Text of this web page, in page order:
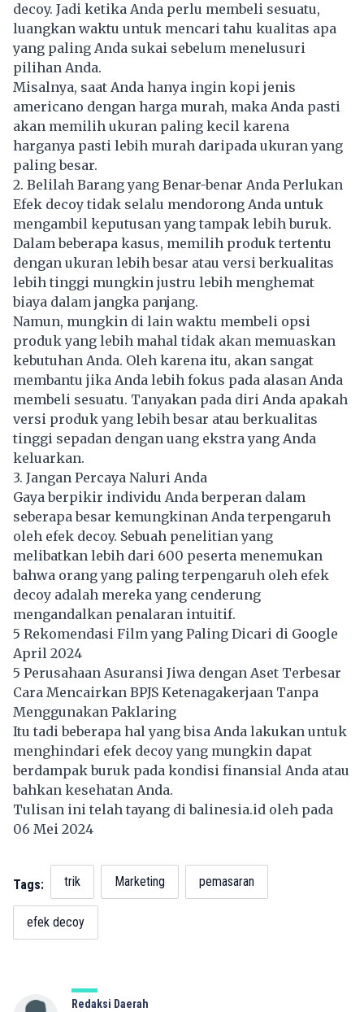
decoy. Jadi ketika Anda perlu membeli sesuatu,
luangkan waktu untuk mencari tahu kualitas apa
yang paling Anda sukai sebelum menelusuri
pilihan Anda.
Misalnya, saat Anda hanya ingin kopi jenis
americano dengan harga murah, maka Anda pasti
akan memilih ukuran paling kecil karena
harganya pasti lebih murah daripada ukuran yang
paling besar.
2. Belilah Barang yang Benar-benar Anda Perlukan
Efek decoy tidak selalu mendorong Anda untuk
mengambil keputusan yang tampak lebih buruk.
Dalam beberapa kasus, memilih produk tertentu
dengan ukuran lebih besar atau versi berkualitas
lebih tinggi mungkin justru lebih menghemat
biaya dalam jangka panjang.
Namun, mungkin di lain waktu membeli opsi
produk yang lebih mahal tidak akan memuaskan
kebutuhan Anda. Oleh karena itu, akan sangat
membantu jika Anda lebih fokus pada alasan Anda
membeli sesuatu. Tanyakan pada diri Anda apakah
versi produk yang lebih besar atau berkualitas
tinggi sepadan dengan uang ekstra yang Anda
keluarkan.
3. Jangan Percaya Naluri Anda
Gaya berpikir individu Anda berperan dalam
seberapa besar kemungkinan Anda terpengaruh
oleh efek decoy. Sebuah penelitian yang
melibatkan lebih dari 600 peserta menemukan
bahwa orang yang paling terpengaruh oleh efek
decoy adalah mereka yang cenderung
mengandalkan penalaran intuitif.
5 Rekomendasi Film yang Paling Dicari di Google
April 2024
5 Perusahaan Asuransi Jiwa dengan Aset Terbesar
Cara Mencairkan BPJS Ketenagakerjaan Tanpa
Menggunakan Paklaring
Itu tadi beberapa hal yang bisa Anda lakukan untuk
menghindari efek decoy yang mungkin dapat
berdampak buruk pada kondisi finansial Anda atau
bahkan kesehatan Anda.
Tulisan ini telah tayang dibalinesia.id oleh pada
06 Mei 2024
Tags: trik Marketing pemasaran
efek decoy
Redaksi Daerah